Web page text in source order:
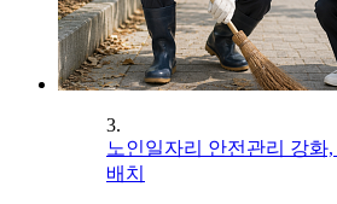
3.
노인일자리 안전관리 강화
배치